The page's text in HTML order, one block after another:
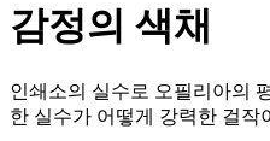
감정의 색채
인쇄소의 실수로 오필리아의
한 실수가 어떻게 강력한 걸작